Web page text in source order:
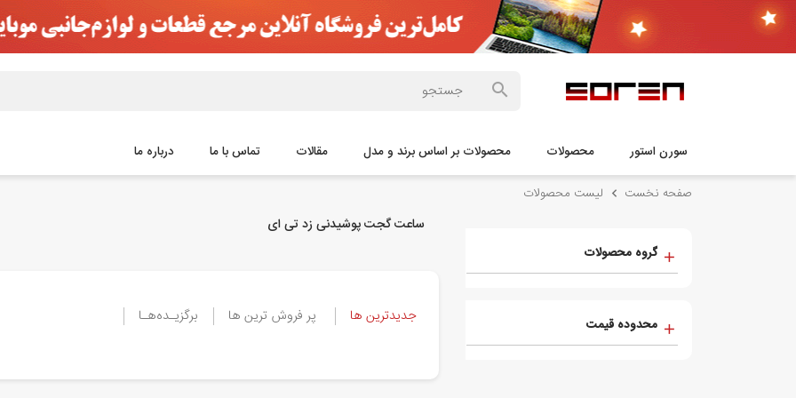
سورن استور محصولات محصولات بر اساس برند و مدل مقالات تماس با ما درباره ما
صفحه نخست لیست محصولات
گروه محصولات
محدوده قیمت
ساعت گجت پوشیدنی زد تی ای
جدیدترین ها پر فروش ترین ها برگزیـده‌هـا